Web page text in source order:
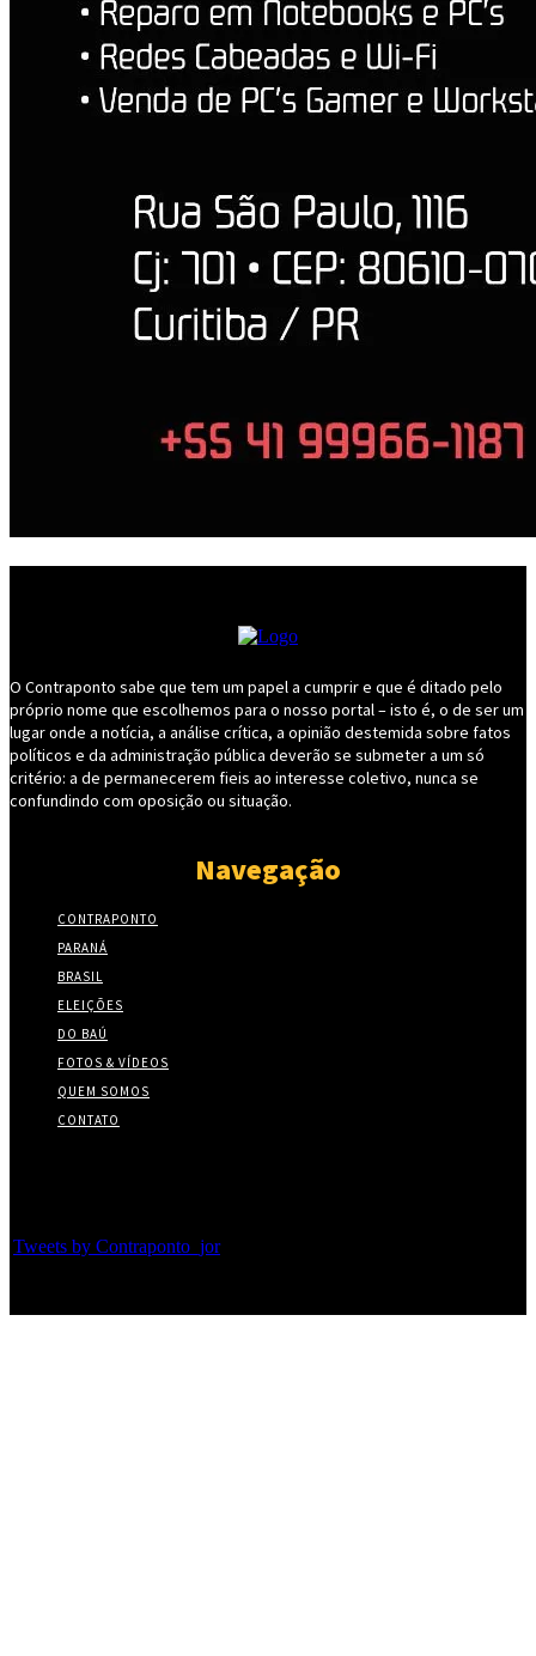
O Contraponto sabe que tem um papel a cumprir e que é ditado pelo
próprio nome que escolhemos para o nosso portal – isto é, o de ser um
lugar onde a notícia, a análise crítica, a opinião destemida sobre fatos
políticos e da administração pública deverão se submeter a um só
critério: a de permanecerem fieis ao interesse coletivo, nunca se
confundindo com oposição ou situação.
Navegação
CONTRAPONTO
PARANÁ
BRASIL
ELEIÇÕES
DO BAÚ
FOTOS & VÍDEOS
QUEM SOMOS
CONTATO
Tweets by Contraponto_jor